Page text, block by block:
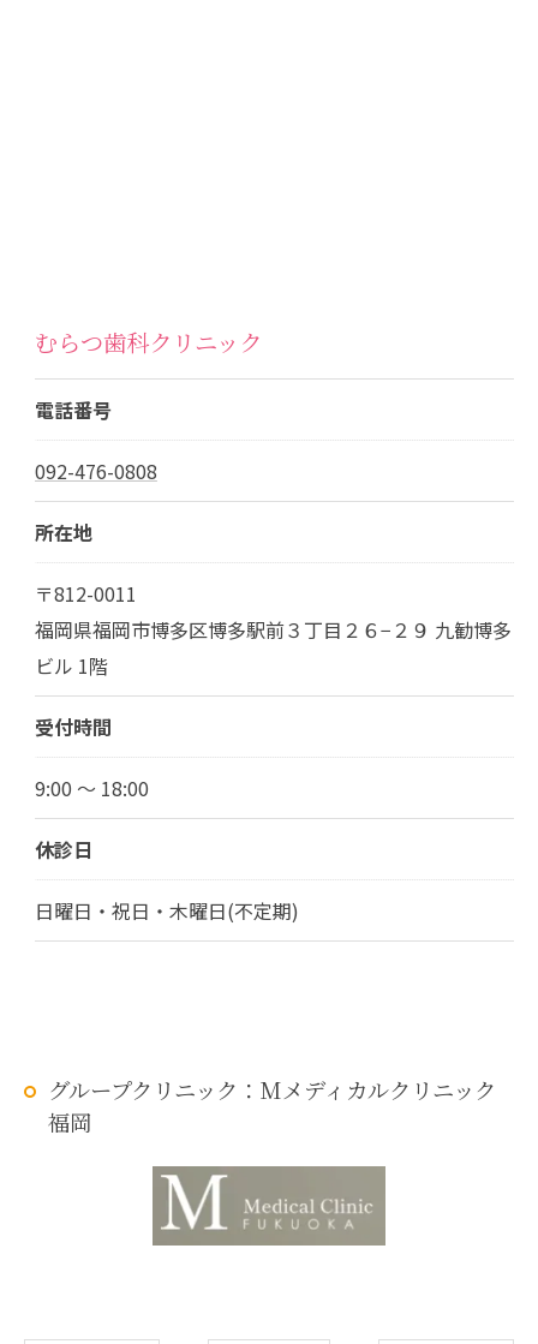
むらつ歯科クリニック
電話番号
092-476-0808
所在地
〒812-0011
福岡県福岡市博多区博多駅前３丁目２６−２９ 九勧博多
ビル 1階
受付時間
9:00 ～ 18:00
休診日
日曜日・祝日・木曜日(不定期)
グループクリニック：Mメディカルクリニック
福岡